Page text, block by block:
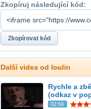
Zkopíruj následující kód:
Další videa od loulin
Rychle a
(odkaz v
02:56